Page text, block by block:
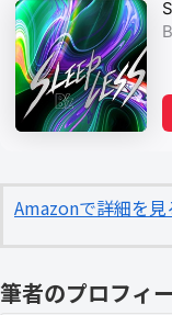
Amazonで詳細を見
筆者のプロフィ